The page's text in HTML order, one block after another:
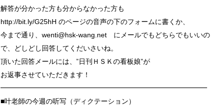
解答が分かった方も分からなかった方も
http://bit.ly/G25hH のページの音声の下のフォームに書くか、
今まで通り、wenti@hsk-wang.net にメールでもどちらでもいいの
で、どしどし回答してくだいさいね。
頂いた回答メールには、”日刊ＨＳＫの看板娘”が
お返事させていただきます！
━━━━━━━━━━━━━━━━━━━━━━━━━━━━━━
■叶老師の今週の听写（ディクテーション）